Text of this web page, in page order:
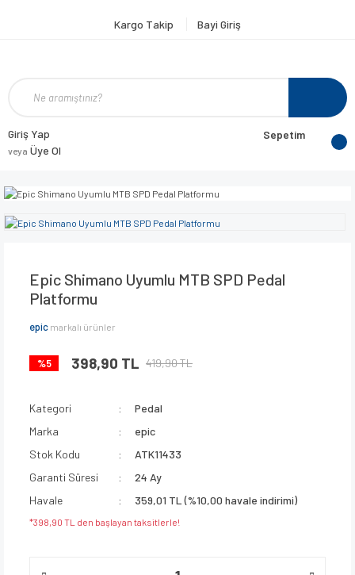
Kargo Takip Bayi Giriş
Giriş Yap
veya Üye Ol
Sepetim
Epic Shimano Uyumlu MTB SPD Pedal
Platformu
epic markalı ürünler
%5 398,90 TL 419,90 TL
Kategori
Pedal
Marka
epic
Stok Kodu
ATK11433
Garanti Süresi
24 Ay
Havale
359,01 TL (%10,00 havale indirimi)
*398,90 TL den başlayan taksitlerle!